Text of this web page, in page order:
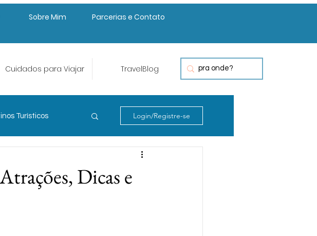
Sobre Mim Parcerias e Contato
Cuidados para Viajar TravelBlog
Turísticos Login/Registre-se
Dicas e